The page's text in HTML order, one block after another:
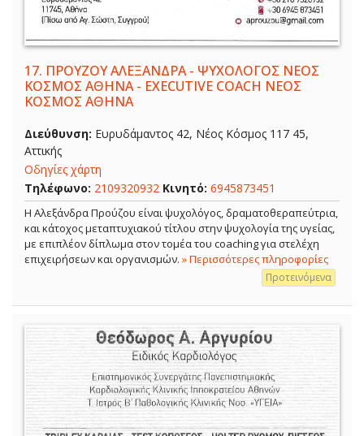
17. ΠΡΟΥΖΟΥ ΑΛΕΞΑΝΔΡΑ - ΨΥΧΟΛΟΓΟΣ ΝΕΟΣ
ΚΟΣΜΟΣ ΑΘΗΝΑ - EXECUTIVE COACH ΝΕΟΣ
ΚΟΣΜΟΣ ΑΘΗΝΑ
Διεύθυνση: Ευρυδάμαντος 42, Νέος Κόσμος 117 45,
Αττικής
Οδηγίες χάρτη
Τηλέφωνο: 2109320932 Κινητό: 6945873451
Η Αλεξάνδρα Προύζου είναι ψυχολόγος, δραματοθεραπεύτρια,
και κάτοχος μεταπτυχιακού τίτλου στην ψυχολογία της υγείας,
με επιπλέον δίπλωμα στον τομέα του coaching για στελέχη
επιχειρήσεων και οργανισμών. » Περισσότερες πληροφορίες
Προτεινόμενα